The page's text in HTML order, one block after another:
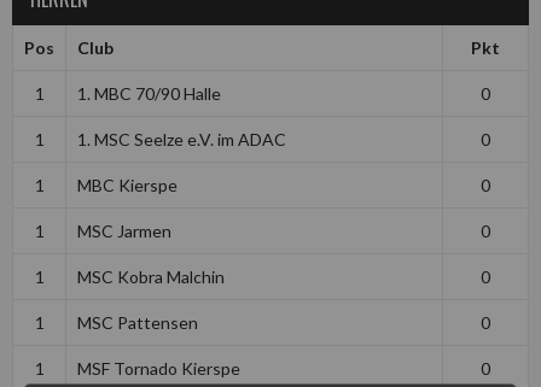
Pos Club Pkt
1 1. MBC 70/90 Halle 0
1 1. MSC Seelze e.V. im ADAC 0
1 MBC Kierspe 0
1 MSC Jarmen 0
1 MSC Kobra Malchin 0
1 MSC Pattensen 0
1 MSF Tornado Kierspe 0